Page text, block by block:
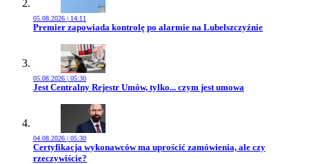
05.08.2026 | 14:11
Przejdź do artykułu:
Premier zapowiada kontrolę po alarmie na Lubelszczyźnie
05.08.2026 | 05:30
Przejdź do artykułu:
Jest Centralny Rejestr Umów, tylko... czym jest umowa
04.08.2026 | 05:30
Przejdź do artykułu:
Certyfikacja wykonawców ma uprościć zamówienia, ale czy
rzeczywiście?